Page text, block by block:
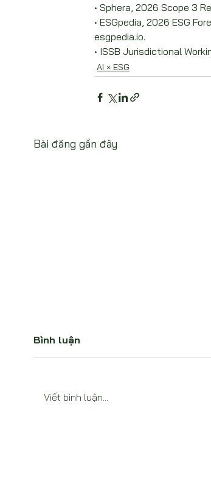
• Sphera, 2026 Scope 3
• ESGpedia, 2026 ESG
esgpedia.io.
• ISSB Jurisdictional
AI × ESG
Bài đăng gần đây
Bình luận
Viết bình luận...